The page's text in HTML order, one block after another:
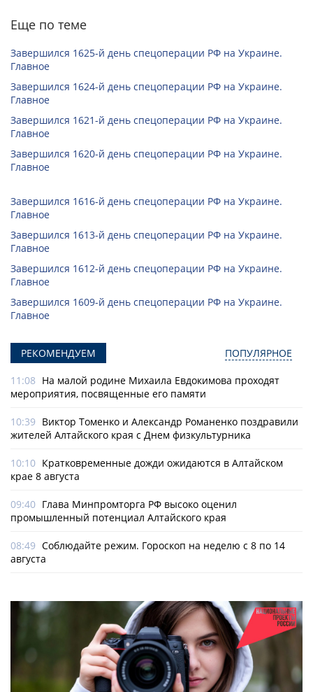
Еще по теме
Завершился 1625-й день спецоперации РФ на Украине.
Главное
Завершился 1624-й день спецоперации РФ на Украине.
Главное
Завершился 1621-й день спецоперации РФ на Украине.
Главное
Завершился 1620-й день спецоперации РФ на Украине.
Главное
Завершился 1616-й день спецоперации РФ на Украине.
Главное
Завершился 1613-й день спецоперации РФ на Украине.
Главное
Завершился 1612-й день спецоперации РФ на Украине.
Главное
Завершился 1609-й день спецоперации РФ на Украине.
Главное
РЕКОМЕНДУЕМ ПОПУЛЯРНОЕ
11:08 На малой родине Михаила Евдокимова проходят
мероприятия, посвященные его памяти
10:39 Виктор Томенко и Александр Романенко поздравили
жителей Алтайского края с Днем физкультурника
10:10 Кратковременные дожди ожидаются в Алтайском
крае 8 августа
09:40 Глава Минпромторга РФ высоко оценил
промышленный потенциал Алтайского края
08:49 Соблюдайте режим. Гороскоп на неделю с 8 по 14
августа